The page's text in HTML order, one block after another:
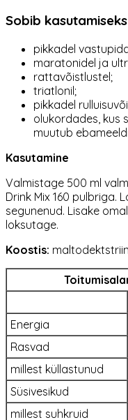
Sobib kasutamiseks
pikkadel
maratonidel ja
rattavõistlustel;
triatlonil;
pikkadel
olukordades, kus
muutub
Kasutamine
Valmistage 500 ml
Drink Mix 160 pulbriga.
segunenud. Lisake
loksutage.
Koostis:
Energia
Rasvad
millest küllastunud
Süsivesikud
millest suhkruid